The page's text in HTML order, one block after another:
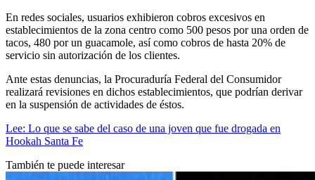
En redes sociales, usuarios exhibieron cobros excesivos en
establecimientos de la zona centro como 500 pesos por una orden de
tacos, 480 por un guacamole, así como cobros de hasta 20% de
servicio sin autorización de los clientes.
Ante estas denuncias, la Procuraduría Federal del Consumidor
realizará revisiones en dichos establecimientos, que podrían derivar
en la suspensión de actividades de éstos.
Lee: Lo que se sabe del caso de una joven que fue drogada en
Hookah Santa Fe
También te puede interesar